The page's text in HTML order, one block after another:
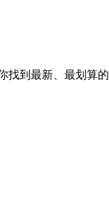
找到最新、最划算的